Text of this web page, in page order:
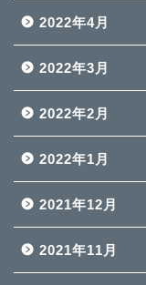
2022年4月
2022年3月
2022年2月
2022年1月
2021年12月
2021年11月